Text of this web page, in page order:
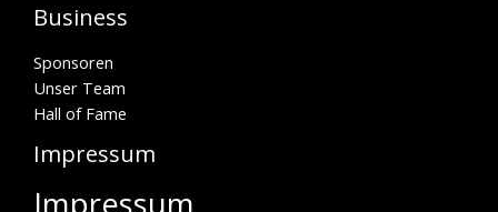
Business
Sponsoren
Unser Team
Hall of Fame
Impressum
Impressum